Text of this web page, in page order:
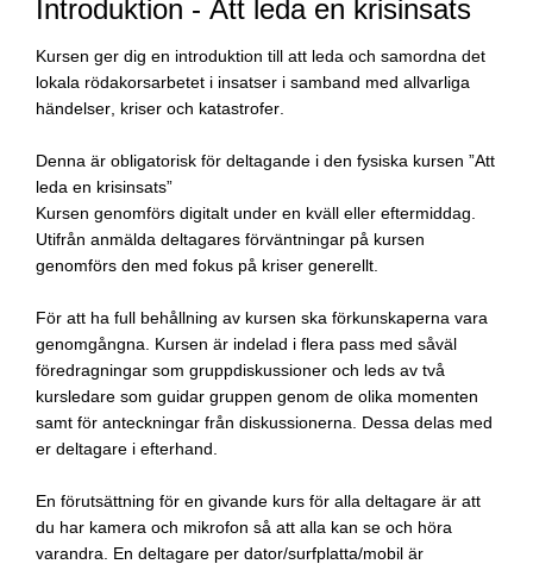
Introduktion - Att leda en krisinsats
Kursen ger dig en introduktion till att leda och samordna det
lokala rödakorsarbetet i insatser i samband med allvarliga
händelser, kriser och katastrofer.
Denna är obligatorisk för deltagande i den fysiska kursen ”Att
leda en krisinsats”
Kursen genomförs digitalt under en kväll eller eftermiddag.
Utifrån anmälda deltagares förväntningar på kursen
genomförs den med fokus på kriser generellt.
För att ha full behållning av kursen ska förkunskaperna vara
genomgångna. Kursen är indelad i flera pass med såväl
föredragningar som gruppdiskussioner och leds av två
kursledare som guidar gruppen genom de olika momenten
samt för anteckningar från diskussionerna. Dessa delas med
er deltagare i efterhand.
En förutsättning för en givande kurs för alla deltagare är att
du har kamera och mikrofon så att alla kan se och höra
varandra. En deltagare per dator/surfplatta/mobil är